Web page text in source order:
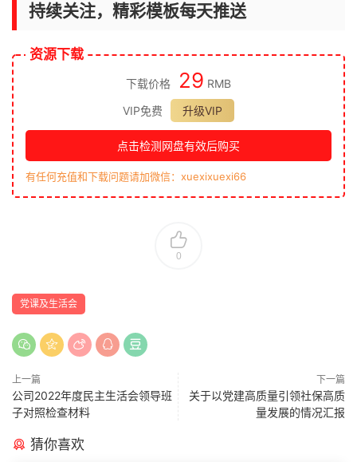
持续关注，精彩模板每天推送
资源下载
下载价格 29 RMB
VIP免费
升级VIP
点击检测网盘有效后购买
有任何充值和下载问题请加微信：xuexixuexi66
0
党课及生活会
上一篇
公司2022年度民主生活会领导班
子对照检查材料
下一篇
关于以党建高质量引领社保高质
量发展的情况汇报
猜你喜欢